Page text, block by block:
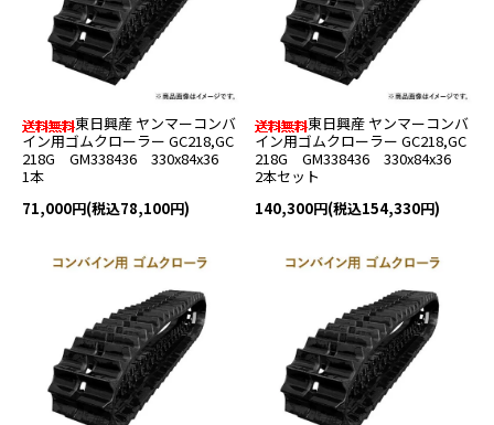
東日興産 ヤンマーコンバ
イン用ゴムクローラー GC218,GC
218G GM338436 330x84x36
1本
71,000円(税込78,100円)
東日興産 ヤンマーコンバ
イン用ゴムクローラー GC218,GC
218G GM338436 330x84x36
2本セット
140,300円(税込154,330円)